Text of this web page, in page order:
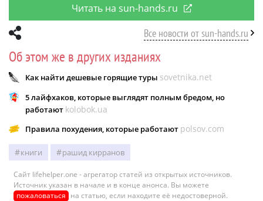
Читать на sun-hands.ru
Все новости от sun-hands.ru
Об этом же в других изданиях
Как найти дешевые горящие туры sovetnika.net
5 лайфхаков, которые выглядят полным бредом, но
работают kolobok.ua
​Правила похудения, которые работают polsov.com
книги рашид кирранов
Сайт lifehelper.one - агрегатор статей из открытых источников.
Источник указан в начале и в конце анонса. Вы можете
пожаловаться на статью, если находите её недостоверной.